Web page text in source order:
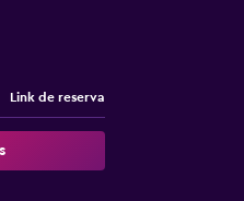
Link de reserva